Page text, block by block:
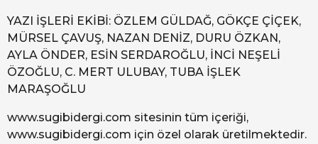
YAZI İŞLERİ EKİBİ: ÖZLEM GÜLDAĞ, GÖKÇE ÇİÇEK,
MÜRSEL ÇAVUŞ, NAZAN DENİZ, DURU ÖZKAN,
AYLA ÖNDER, ESİN SERDAROĞLU, İNCİ NEŞELİ
ÖZOĞLU, C. MERT ULUBAY, TUBA İŞLEK
MARAŞOĞLU
www.sugibidergi.com sitesinin tüm içeriği,
www.sugibidergi.com için özel olarak üretilmektedir.